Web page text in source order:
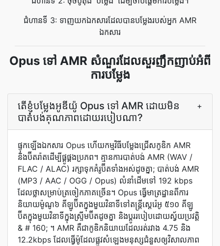
ជំហានទី 3: ទាញយកឯកសារដែលបានបម្លែងរបស់អ្នក AMR
ឯកសារ
Opus ទៅ AMR សំណួរដែលសួរញឹកញាប់អំពី
ការបម្លែង
តើ​ខ្ញុំ​បម្លែង​អូឌីយ៉ូ Opus ទៅ AMR ដោយ​មិន​
បាត់បង់​គុណភាព​ដោយ​របៀប​ណា?
+
ផ្ទុកឡើងឯកសារ Opus ហើយកម្មវិធីបម្លែងជ្រើសកូឌិក AMR
និងប៊ីតរ៉ាតដើម្បីផ្គូផ្គងប្រភព។ គ្មានការបាត់បង់ AMR (WAV /
FLAC / ALAC) រក្សាទុកគំរូប៊ីតទាំងអស់ដូចគ្នា; បាត់បង់ AMR
(MP3 / AAC / OGG / Opus) លំនាំដើមទៅ 192 kbps
ដែលថ្លាសម្រាប់ត្រចៀកភាគច្រើន។ Opus ធ្វើ​មាត្រដ្ឋាន​ពី​ការ​
និយាយ​ម៉ូណូ​៦ គីឡូប៊ីត​ក្នុង​មួយ​វិនាទី​ទៅ​តន្ត្រី​ស្តេរ៉េអូ ៥១០ គីឡូ
ប៊ីត​ក្នុង​មួយ​វិនាទី​ក្នុង​ស្ទ្រីម​ប៊ីត​ដូចគ្នា និង​ប្ដូរ​របៀប​ដោយ​ស្វ័យ​ប្រវត្តិ
& # 160; ។ AMR គឺ​ជា​កូឌិក​និយាយ​ដែល​រត់​រវាង 4.75 និង
12.2kbps ដែល​ធ្វើ​ម៉ូដែល​ផ្លូវ​សំឡេង​មនុស្ស​ជំនួស​ឲ្យ​វិសាលភាព​